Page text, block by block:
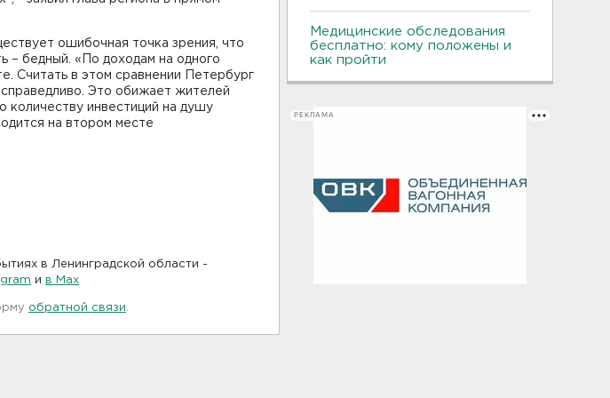
ошибочная точка зрения, что
– бедный. «По доходам на одного
Считать в этом сравнении Петербург
Это обижает жителей
количеству инвестиций на душу
на втором месте
в Ленинградской области -
и в Maх
обратной связи
Медицинские обследования
бесплатно: кому положены и
как пройти
РЕКЛАМА